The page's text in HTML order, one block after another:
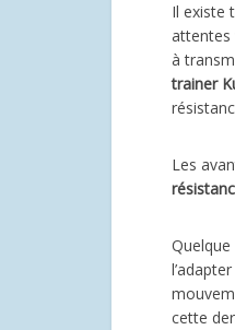
Il existe
attentes
à
trainer
Les
cette